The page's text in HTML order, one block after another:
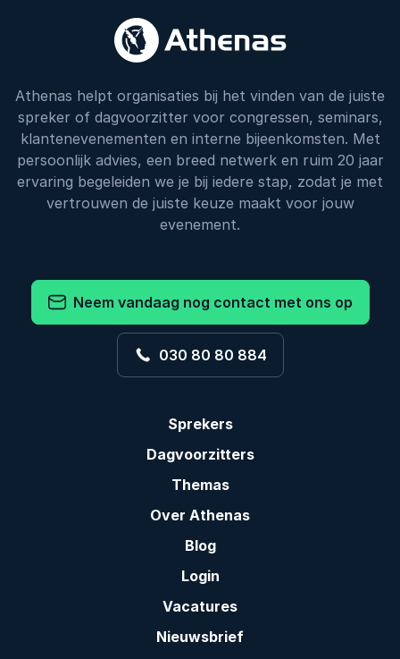
Athenas helpt organisaties bij het vinden van de juiste
spreker of dagvoorzitter voor congressen, seminars,
klantenevenementen en interne bijeenkomsten. Met
persoonlijk advies, een breed netwerk en ruim 20 jaar
ervaring begeleiden we je bij iedere stap, zodat je met
vertrouwen de juiste keuze maakt voor jouw
evenement.
Neem vandaag nog contact met ons op
030 80 80 884
Sprekers
Dagvoorzitters
Themas
Over Athenas
Blog
Login
Vacatures
Nieuwsbrief